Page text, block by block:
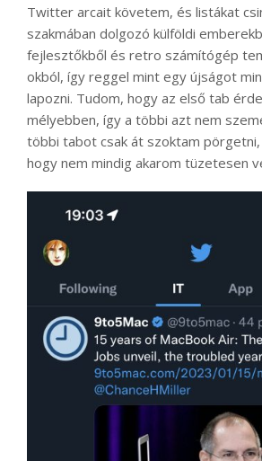
Twitter arcait követem, és listákat
szakmában dolgozó külföldi
fejlesztőkből és retro számítógép
okból, így reggel mint egy újságot
lapozni. Tudom, hogy az első tab
mélyebben, így a többi azt nem
többi tabot csak át szoktam
hogy nem mindig akarom tüzetesen